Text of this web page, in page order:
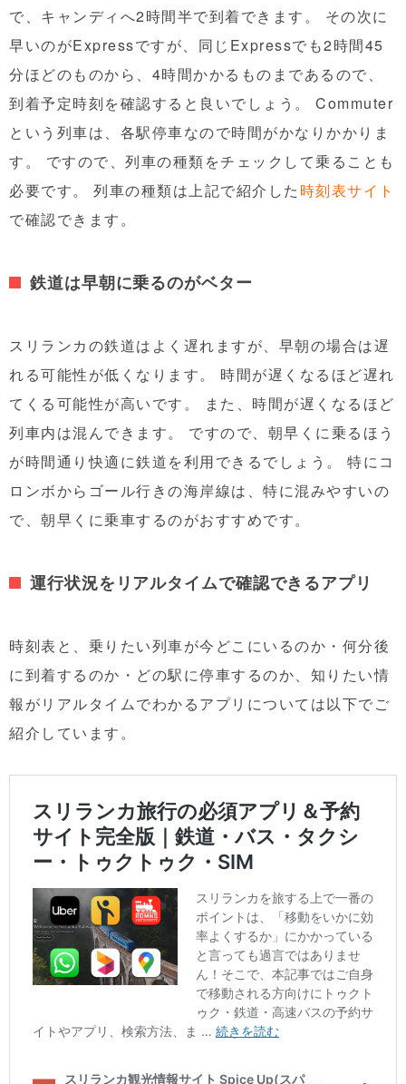
で、キャンディへ2時間半で到着できます。 その次に
早いのがExpressですが、同じExpressでも2時間45
分ほどのものから、4時間かかるものまであるので、
到着予定時刻を確認すると良いでしょう。 Commuter
という列車は、各駅停車なので時間がかなりかかりま
す。 ですので、列車の種類をチェックして乗ることも
必要です。 列車の種類は上記で紹介した 時刻表サイト
で確認できます。
鉄道は早朝に乗るのがベター
スリランカの鉄道はよく遅れますが、早朝の場合は遅
れる可能性が低くなります。 時間が遅くなるほど遅れ
てくる可能性が高いです。 また、時間が遅くなるほど
列車内は混んできます。 ですので、朝早くに乗るほう
が時間通り快適に鉄道を利用できるでしょう。 特にコ
ロンボからゴール行きの海岸線は、特に混みやすいの
で、朝早くに乗車するのがおすすめです。
運行状況をリアルタイムで確認できるアプリ
時刻表と、乗りたい列車が今どこにいるのか・何分後
に到着するのか・どの駅に停車するのか、知りたい情
報がリアルタイムでわかるアプリについては以下でご
紹介しています。